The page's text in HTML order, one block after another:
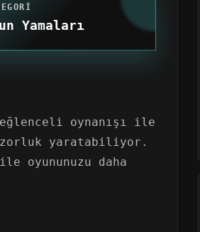
Yamaları
eğlenceli oynanışı ile
yaratabiliyor.
oyununuzu daha